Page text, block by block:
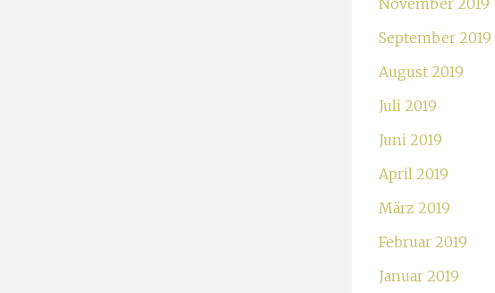
November 2019
September 2019
August 2019
Juli 2019
Juni 2019
April 2019
März 2019
Februar 2019
Januar 2019